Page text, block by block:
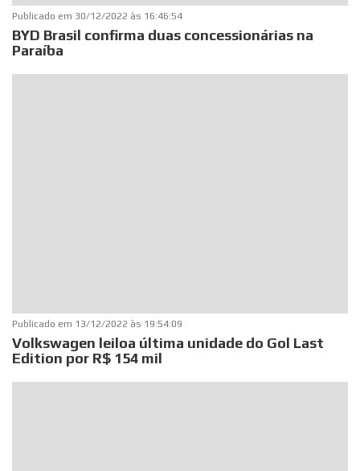
Publicado em 30/12/2022 às 16:46:54
BYD Brasil confirma duas concessionárias na
Paraíba
Publicado em 13/12/2022 às 19:54:09
Volkswagen leiloa última unidade do Gol Last
Edition por R$ 154 mil